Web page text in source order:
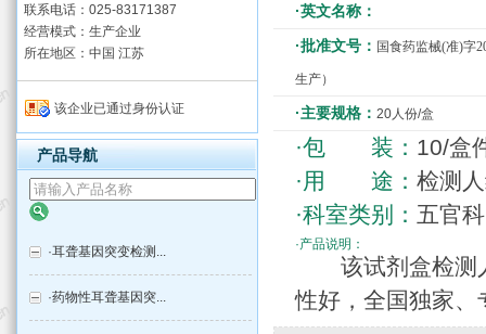
·英文名称：
·批准文号： 国食药监械(准)字
生产）
·主要规格： 20人份/盒
·包 装： 10/盒
·用 途： 检测
·科室类别： 五官科
·产品说明：
该试剂盒检测人
性好，全国独家、
联系电话：025-83171387
经营模式：生产企业
所在地区：中国 江苏
该企业已通过身份认证
产品导航
·耳聋基因突变检测...
·药物性耳聋基因突...